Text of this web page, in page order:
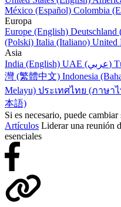
México (Español) Colombia
Europa
Europe (English) Deutschland
(Polski) Italia (Italiano) United
Asia
India (English)
UAE (عربي)
灣 (繁體中文) Indonesia
Melayu) ประเทศไทย (ภาษา
本語)
Si es necesario, puede
Artículos Liderar una reunión
esenciales